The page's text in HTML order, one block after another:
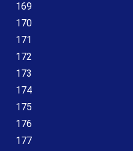
169
170
171
172
173
174
175
176
177